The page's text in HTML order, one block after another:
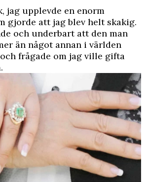
jag upplevde en enorm
gjorde att jag blev helt skakig.
och underbart att den man
än något annan i världen
frågade om jag ville gifta